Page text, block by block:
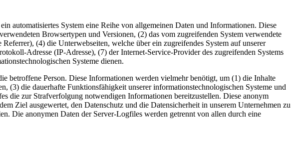
automatisiertes System eine Reihe von allgemeinen Daten und Informationen. Diese
Browsertypen und Versionen, (2) das vom zugreifenden System verwendete
(4) die Unterwebseiten, welche über ein zugreifendes System auf unserer
Adresse (IP-Adresse), (7) der Internet-Service-Provider des zugreifenden Systems
Systeme dienen.
betroffene Person. Diese Informationen werden vielmehr benötigt, um (1) die Inhalte
(3) die dauerhafte Funktionsfähigkeit unserer informationstechnologischen Systeme und
die zur Strafverfolgung notwendigen Informationen bereitzustellen. Diese anonym
Ziel ausgewertet, den Datenschutz und die Datensicherheit in unserem Unternehmen zu
Die anonymen Daten der Server-Logfiles werden getrennt von allen durch eine